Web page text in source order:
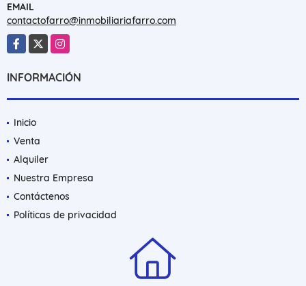
EMAIL
contactofarro@inmobiliariafarro.com
Facebook
X Instagram
INFORMACIÓN
Inicio
Venta
Alquiler
Nuestra Empresa
Contáctenos
Políticas de privacidad